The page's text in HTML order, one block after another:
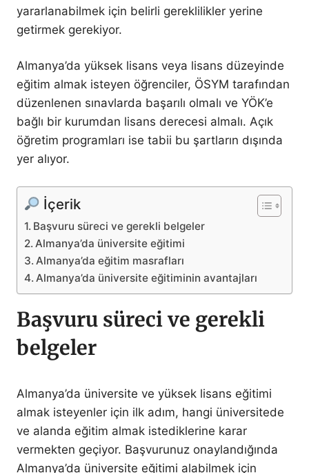
yararlanabilmek için belirli gereklilikler yerine
getirmek gerekiyor.
Almanya’da yüksek lisans veya lisans düzeyinde
eğitim almak isteyen öğrenciler, ÖSYM tarafından
düzenlenen sınavlarda başarılı olmalı ve YÖK’e
bağlı bir kurumdan lisans derecesi almalı. Açık
öğretim programları ise tabii bu şartların dışında
yer alıyor.
İçerik
Başvuru süreci ve gerekli belgeler
Almanya’da üniversite eğitimi
Almanya’da eğitim masrafları
Almanya’da üniversite eğitiminin avantajları
Başvuru süreci ve gerekli
belgeler
Almanya’da üniversite ve yüksek lisans eğitimi
almak isteyenler için ilk adım, hangi üniversitede
ve alanda eğitim almak istediklerine karar
vermekten geçiyor. Başvurunuz onaylandığında
Almanya’da üniversite eğitimi alabilmek için